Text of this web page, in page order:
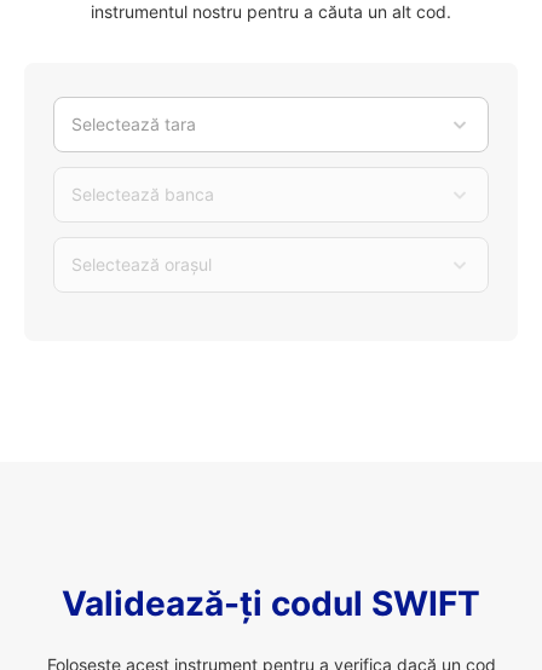
instrumentul nostru pentru a căuta un alt cod.
Selectează tara
Selectează banca
Selectează orașul
Validează-ți codul SWIFT
Folosește acest instrument pentru a verifica dacă un cod